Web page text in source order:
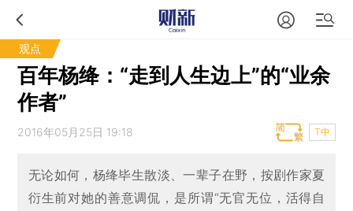
观点
百年杨绛：“走到人生边上”的“业余
作者”
2016年05月25日 19:18 T中
无论如何，杨绛毕生散淡、一辈子在野，按剧作家夏
衍生前对她的善意调侃，是所谓“无官无位，活得自